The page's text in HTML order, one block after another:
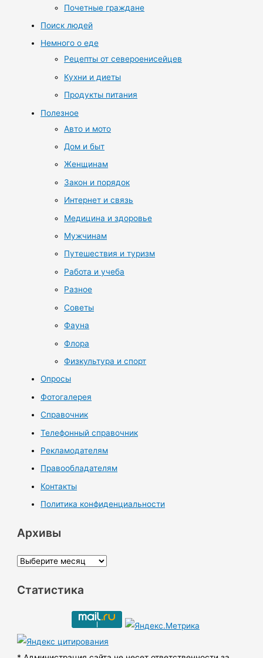
Почетные граждане
Поиск людей
Немного о еде
Рецепты от североенисейцев
Кухни и диеты
Продукты питания
Полезное
Авто и мото
Дом и быт
Женщинам
Закон и порядок
Интернет и связь
Медицина и здоровье
Мужчинам
Путешествия и туризм
Работа и учеба
Разное
Советы
Фауна
Флора
Физкультура и спорт
Опросы
Фотогалерея
Справочник
Телефонный справочник
Рекламодателям
Правообладателям
Контакты
Политика конфиденциальности
Архивы
А
х
ы
Статистика